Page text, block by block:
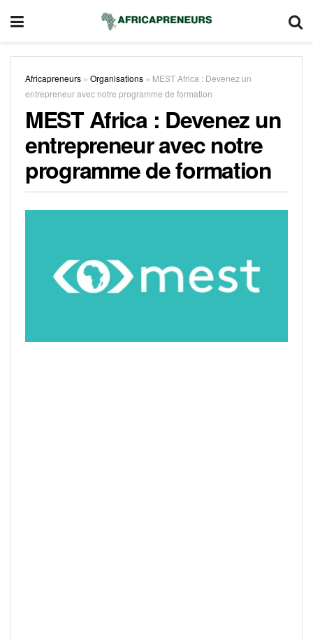
Africapreneurs » Organisations » MEST Africa : Devenez un
entrepreneur avec notre programme de formation
MEST Africa : Devenez un
entrepreneur avec notre
programme de formation